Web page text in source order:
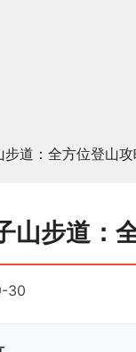
步道：全方位登山
山步道：
30